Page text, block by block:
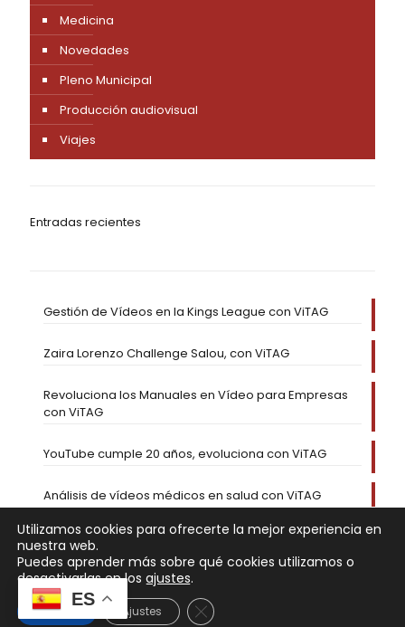
Medicina
Novedades
Pleno Municipal
Producción audiovisual
Viajes
Entradas recientes
Gestión de Vídeos en la Kings League con ViTAG
Zaira Lorenzo Challenge Salou, con ViTAG
Revoluciona los Manuales en Vídeo para Empresas
con ViTAG
YouTube cumple 20 años, evoluciona con ViTAG
Análisis de vídeos médicos en salud con ViTAG
ES
Utilizamos cookies para ofrecerte la mejor experiencia en
nuestra web.
Puedes aprender más sobre qué cookies utilizamos o
desactivarlas en los ajustes.
Aceptar Ajustes Cerrar el banner de cookies